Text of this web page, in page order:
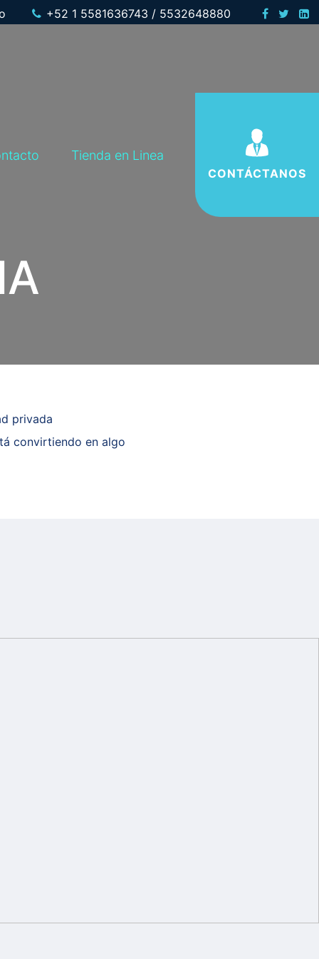
+52 1 5581636743 / 5532648880
Tienda en Linea Acceso a clientes
CONTÁCTANOS
privada
convirtiendo en algo